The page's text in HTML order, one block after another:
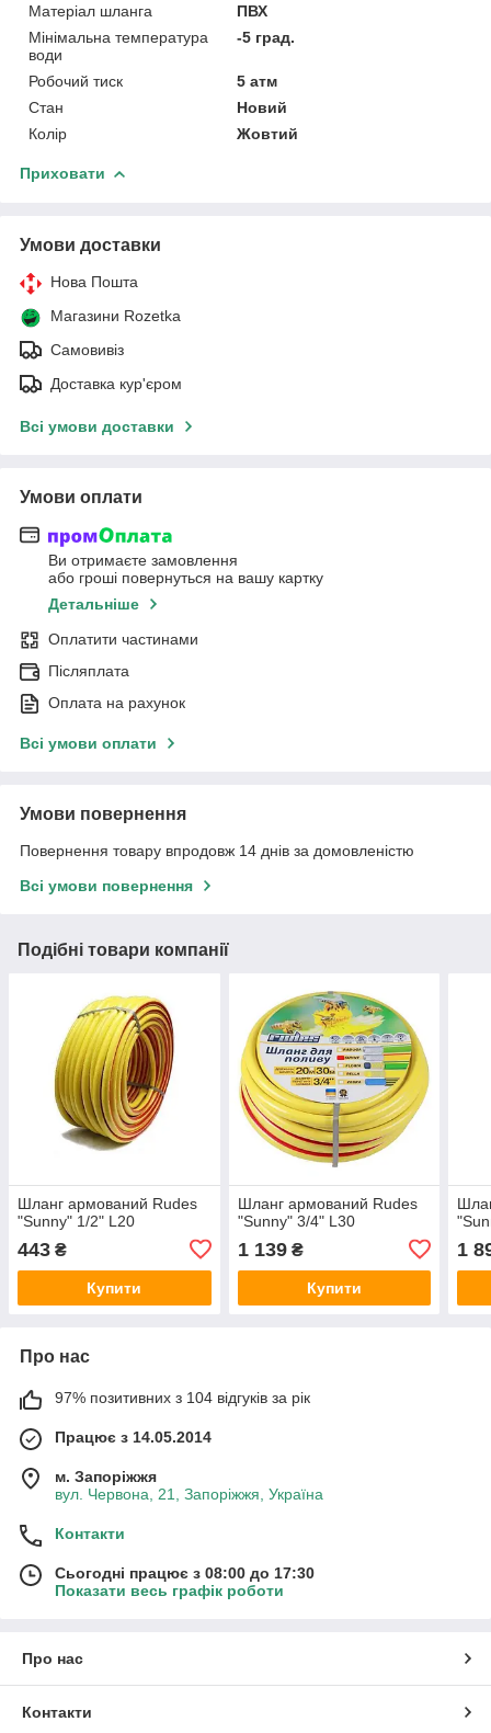
Матеріал шланга
ПВХ
Мінімальна температура
води
-5 град.
Робочий тиск
5 атм
Стан
Новий
Колір
Жовтий
Приховати
Умови доставки
Нова Пошта
Магазини Rozetka
Самовивіз
Доставка кур'єром
Всі умови доставки
Умови оплати
Ви отримаєте замовлення
або гроші повернуться на вашу картку
Детальніше
Оплатити частинами
Післяплата
Оплата на рахунок
Всі умови оплати
Умови повернення
Повернення товару впродовж 14 днів за домовленістю
Всі умови повернення
Подібні товари компанії
Шланг армований Rudes
"Sunny" 1/2" L20
443 ₴
Купити
Шланг армований Rudes
"Sunny" 3/4" L30
1 139₴
Купити
1
Про нас
97% позитивних з 104 відгуків за рік
Працює з 14.05.2014
м. Запоріжжя
вул. Червона, 21, Запоріжжя, Україна
Контакти
Сьогодні працює з 08:00 до 17:30
Показати весь графік роботи
Про нас
Контакти